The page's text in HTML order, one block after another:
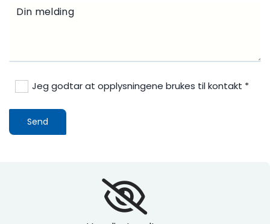
Jeg godtar at opplysningene brukes til kontakt *